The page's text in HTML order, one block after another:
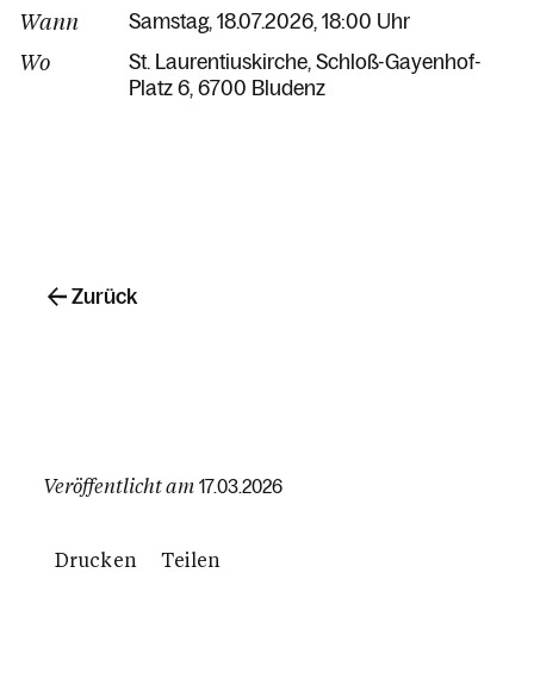
Wann Samstag, 18.07.2026, 18:00 Uhr
Wo St. Laurentiuskirche Schloß-Gayenhof-
Platz 6 6700 Bludenz
Veröffentlicht am 17.03.2026
Drucken Teilen
Zurück